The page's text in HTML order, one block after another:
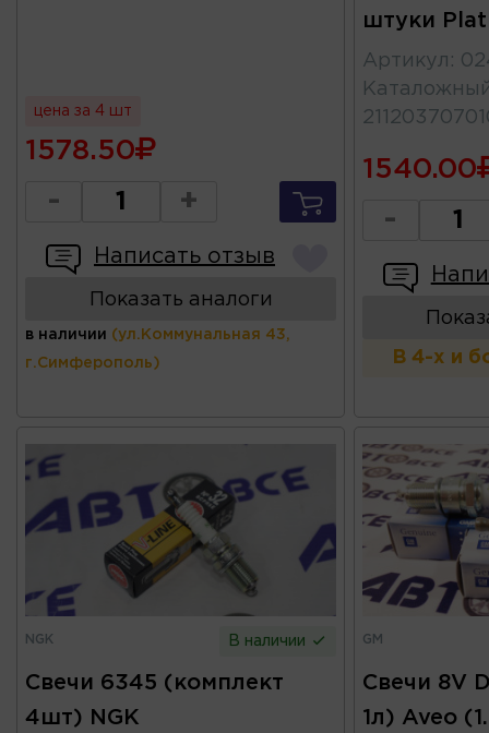
цена за 4 шт
1578.50
- +
Написать отзыв
Показать аналоги
в наличии (ул.Коммунальная 43,
г.Симферополь)
штуки
Артикул :
1540.00
-
В 4-х и
NGK В наличии
Свечи 6345 (комплект
4шт) NGK
GM
Свечи 8V
1л) Aveo